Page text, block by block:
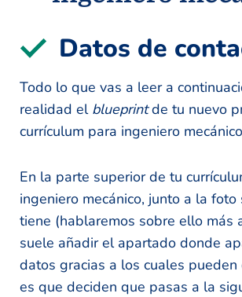
Datos de
Todo lo que vas a leer a
realidad el blueprintde tu nuevo
currículum para ingeniero
En la parte superior de tu
ingeniero mecánico, junto a la foto
tiene (hablaremos sobre ello más
suele añadir el apartado donde
datos gracias a los cuales pueden
es que deciden que pasas a la